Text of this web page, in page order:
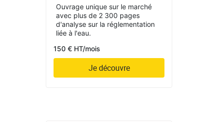
Ouvrage unique sur le marché
avec plus de 2 300 pages
d'analyse sur la réglementation
liée à l'eau.
150 € HT/mois
Je découvre